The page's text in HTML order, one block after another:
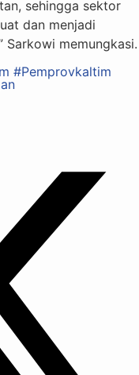
sehingga sektor
dan menjadi
Sarkowi memungkasi.
#Pemprovkaltim